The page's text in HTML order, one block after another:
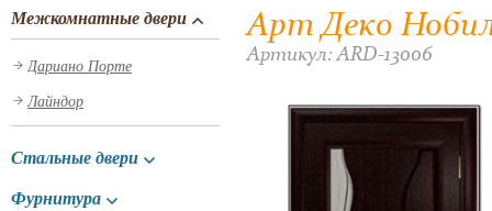
Межкомнатные двери
Дариано Порте
Лайндор
Стальные двери
Фурнитура
Арт Деко
Артикул: ARD-13006